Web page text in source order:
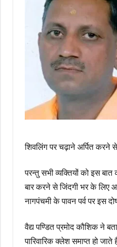
शिवलिंग पर चढ़ाने अर्पित करने
परन्तु सभी व्यक्तियों को इस
बार करने से जिंदगी भर के लिए
नागपंचमी के पावन पर्व पर इस
वैद्य पण्डित प्रमोद कौशिक ने
पारिवारिक क्लेश समाप्त हो जाते